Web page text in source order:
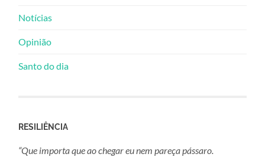
Notícias
Opinião
Santo do dia
RESILIÊNCIA
“Que importa que ao chegar eu nem pareça pássaro.